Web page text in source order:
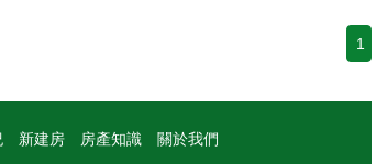
1
新建房 房產知識 關於我們